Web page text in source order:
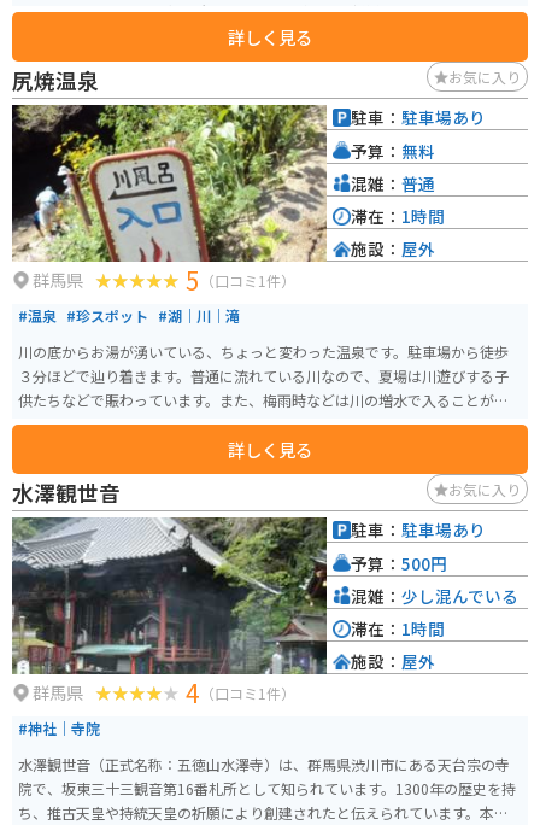
駅には、地元の農産物直売所やレストランがあり、新鮮な野菜や山菜、きの
こなどを購入することができます。また、六合茶屋では、地元で採れた山菜
を使ったそばやうどん、イワナ料理などが味わえます。 バイクで訪れる場
合、道の駅から尾瀬や谷川岳方面へ続く山岳道路は、景色も良く、ツーリン
グにおすすめです。ただし、カーブや勾配が多い区間もあるので、安全運転
を心がけましょう。 周辺には、温泉宿やキャンプ場などもあり、自然を満喫
することができます。特に、道の駅から車で約10分の場所にある「宝川温
泉」は、渓流沿いに広がる混浴露天風呂が有名です。
詳しく見る
尻焼温泉 お気に入り
群馬県 5 （口コミ1件）
#温泉 #珍スポット #湖｜川｜滝
川の底からお湯が湧いている、ちょっと変わった温泉です。駐車場から徒歩
３分ほどで辿り着きます。普通に流れている川なので、夏場は川遊びする子
供たちなどで賑わっています。また、梅雨時などは川の増水で入ることがで
きません。
詳しく見る
駐車： 駐車場あり
予算： 無料
混雑： 普通
滞在： 1時間
施設： 屋外
水澤観世音 お気に入り
群馬県 4 （口コミ1件）
#神社｜寺院
水澤観世音（正式名称：五徳山水澤寺）は、群馬県渋川市にある天台宗の寺
院で、坂東三十三観音第16番札所として知られています。1300年の歴史を持
ち、推古天皇や持統天皇の祈願により創建されたと伝えられています。本尊
駐車： 駐車場あり
予算： 500円
混雑： 少し混んでいる
滞在： 1時間
施設： 屋外